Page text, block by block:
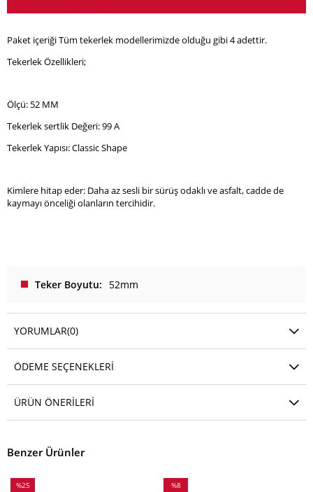
Paket içeriği Tüm tekerlek modellerimizde olduğu gibi 4 adettir.
Tekerlek Özellikleri;
Ölçü: 52 MM
Tekerlek sertlik Değeri: 99 A
Tekerlek Yapısı: Classic Shape
Kimlere hitap eder: Daha az sesli bir sürüş odaklı ve asfalt, cadde de
kaymayı önceliği olanların tercihidir.
Teker Boyutu 52mm
YORUMLAR(0)
ÖDEME SEÇENEKLERI
ÜRÜN ÖNERILERI
Benzer Ürünler
%25
%8